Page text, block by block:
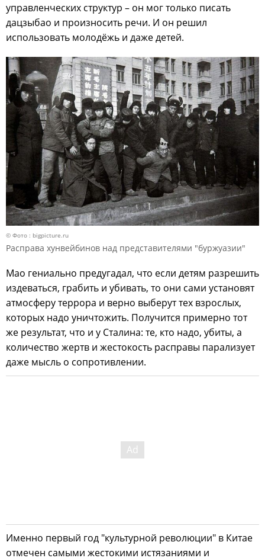
управленческих структур – он мог только писать
дацзыбао и произносить речи. И он решил
использовать молодёжь и даже детей.
© Фото : bigpicture.ru
Расправа хунвейбинов над представителями "буржуазии"
Мао гениально предугадал, что если детям разрешить
издеваться, грабить и убивать, то они сами установят
атмосферу террора и верно выберут тех взрослых,
которых надо уничтожить. Получится примерно тот
же результат, что и у Сталина: те, кто надо, убиты, а
количество жертв и жестокость расправы парализует
даже мысль о сопротивлении.
Именно первый год "культурной революции" в Китае
отмечен самыми жестокими истязаниями и